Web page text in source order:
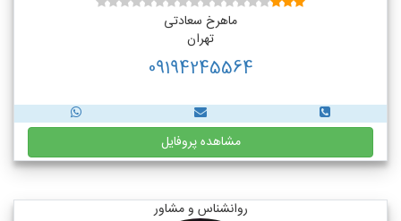
ماهرخ سعادتی
تهران
09194245564
مشاهده پروفایل
روانشناس و مشاور